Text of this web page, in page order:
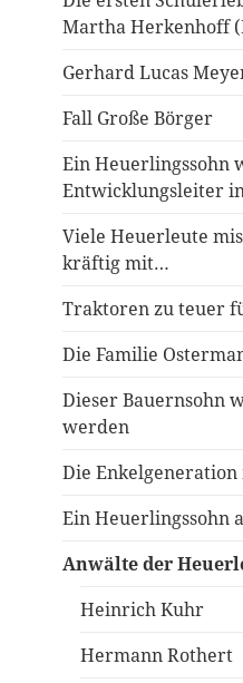
Martha Herkenhoff
Gerhard Lucas
Fall Große Börger
Ein Heuerlingssohn
Entwicklungsleiter
Viele Heuerleute
kräftig mit…
Traktoren zu teuer
Die Familie
Dieser Bauernsohn
werden
Die Enkelgeneration
Ein Heuerlingssohn
Anwälte der
Heinrich Kuhr
Hermann Rothert